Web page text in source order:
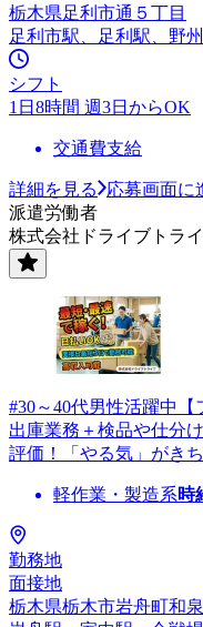
栃木県足利市通５丁目
足利市駅、足利駅、野
シフト
1日8時間 週3日からOK
交通費支給
詳細を見る
応募画面に
派遣労働者
株式会社ドライブトラ
#30～40代男性活躍中
出庫業務＋検品や仕分
評価！「やる気」がき
軽作業・製造系時
勤務地
面接地
栃木県栃木市岩舟町和泉